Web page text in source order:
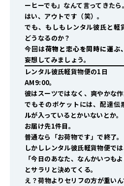
ーヒーでも」なんて言ってきたら――。
はい、アウトです（笑）。
でも、もしもレンタル彼氏と軽
どうなるのか？
今回は荷物と恋心を同時に運ぶ
妄想してみましょう。
レンタル彼氏軽貨物便の1日
AM9:00。
彼はスーツではなく、爽やかな作
でもそのポケットには、配達伝
ルが入っているとかいないとか。
お届け先1件目。
普通なら「お荷物です」で終了。
しかしレンタル彼氏軽貨物便で
「今日のあなた、なんかいつも
とサラリと決めてくる。
――え？荷物よりセリフの方が重い